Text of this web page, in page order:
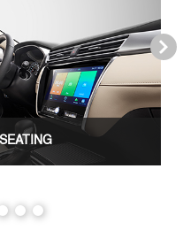
Next